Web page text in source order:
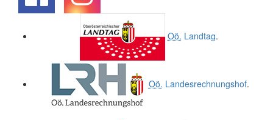
Oö. Landtag.
Oö. Landesrechnungshof.